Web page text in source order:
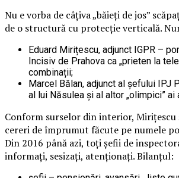
Nu e vorba de câțiva „băieți de jos”
de o structură cu protecție verticală.
Eduard Mirițescu, adjunct IGPR –
Incisiv de Prahova ca „prieten la
combinații;
Marcel Bălan, adjunct al șefului IPJ
al lui Năsulea și al altor „olimpici” ai
Conform surselor din interior, Mirițescu
cereri de împrumut făcute pe numele
Din 2016 până azi, toți șefii de
informați, sesizați, atenționați. Bilanțul: